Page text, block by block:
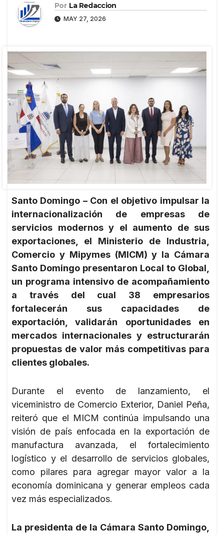
Por La Redaccion
MAY 27, 2026
Santo Domingo – Con el objetivo impulsar la
internacionalización de empresas de
servicios modernos y el aumento de sus
exportaciones, el Ministerio de Industria,
Comercio y Mipymes (MICM) y la Cámara
Santo Domingo presentaron Local to Global,
un programa intensivo de acompañamiento
a través del cual 38 empresarios
fortalecerán sus capacidades de
exportación, validarán oportunidades en
mercados internacionales y estructurarán
propuestas de valor más competitivas para
clientes globales.
Durante el evento de lanzamiento, el
viceministro de Comercio Exterior, Daniel Peña,
reiteró que el MICM continúa impulsando una
visión de país enfocada en la exportación de
manufactura avanzada, el fortalecimiento
logístico y el desarrollo de servicios globales,
como pilares para agregar mayor valor a la
economía dominicana y generar empleos cada
vez más especializados.
La presidenta de la Cámara Santo Domingo,